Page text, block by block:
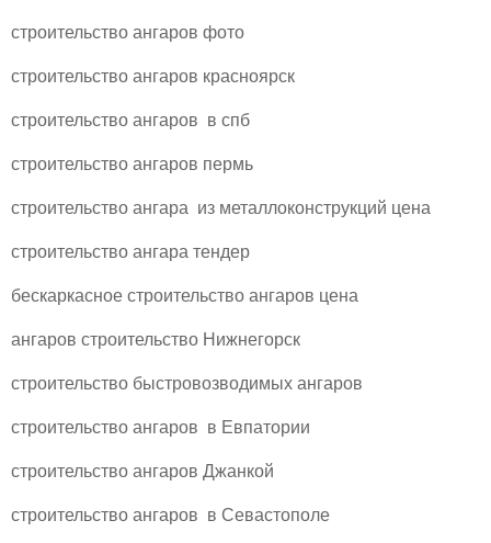
строительство ангаров фото
строительство ангаров красноярск
строительство ангаров в спб
строительство ангаров пермь
строительство ангара из металлоконструкций цена
строительство ангара тендер
бескаркасное строительство ангаров цена
ангаров строительство Нижнегорск
строительство быстровозводимых ангаров
строительство ангаров в Евпатории
строительство ангаров Джанкой
строительство ангаров в Севастополе